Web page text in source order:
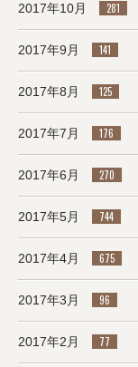
2017年10月 281
2017年9月 141
2017年8月 125
2017年7月 176
2017年6月 270
2017年5月 744
2017年4月 675
2017年3月 96
2017年2月 77